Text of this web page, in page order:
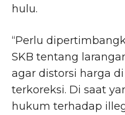
hulu.
“Perlu
SKB tentang
agar distorsi harga
terkoreksi. Di saat
hukum terhadap